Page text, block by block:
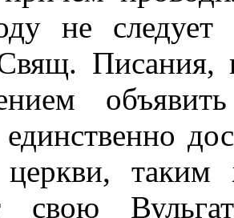
не следует
Писания,
церкви, таким
свою